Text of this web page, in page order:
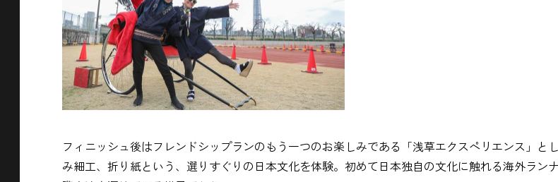
フィニッシュ後はフレンドシップランのもう一つのお楽しみである「浅草エクスペリエンス」と
み細工、折り紙という、選りすぐりの日本文化を体験。初めて日本独自の文化に触れる海外ラン